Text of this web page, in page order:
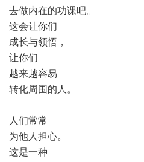
去做内在的功课吧。
这会让你们
成长与领悟，
让你们
越来越容易
转化周围的人。
人们常常
为他人担心。
这是一种